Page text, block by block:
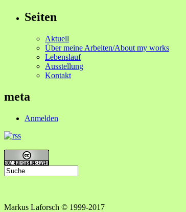
Seiten
Aktuell
Über meine Arbeiten/About my works
Lebenslauf
Ausstellung
Kontakt
meta
Anmelden
Markus Laforsch © 1999-2017